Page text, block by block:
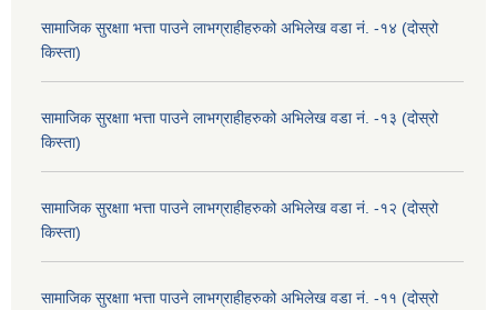
सामाजिक सुरक्षाा भत्ता पाउने लाभग्राहीहरुको अभिलेख वडा नं. -१४ (दोस्रो
किस्ता)
सामाजिक सुरक्षाा भत्ता पाउने लाभग्राहीहरुको अभिलेख वडा नं. -१३ (दोस्रो
किस्ता)
सामाजिक सुरक्षाा भत्ता पाउने लाभग्राहीहरुको अभिलेख वडा नं. -१२ (दोस्रो
किस्ता)
सामाजिक सुरक्षाा भत्ता पाउने लाभग्राहीहरुको अभिलेख वडा नं. -११ (दोस्रो